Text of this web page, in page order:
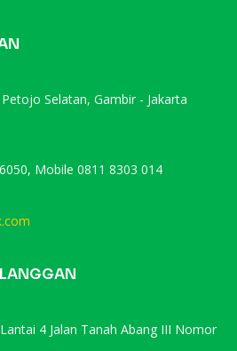
Selatan, Gambir - Jakarta
Mobile 0811 8303 014
4 Jalan Tanah Abang III Nomor